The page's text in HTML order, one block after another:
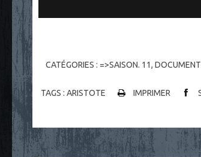
CATÉGORIES : =>SAISON. 11,
TAGS :ARISTOTE IMPRIMER